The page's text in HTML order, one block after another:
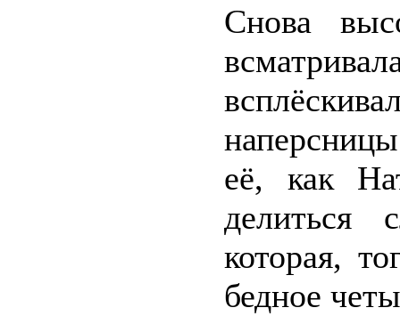
Снова
её, как
делиться
которая,
бедное